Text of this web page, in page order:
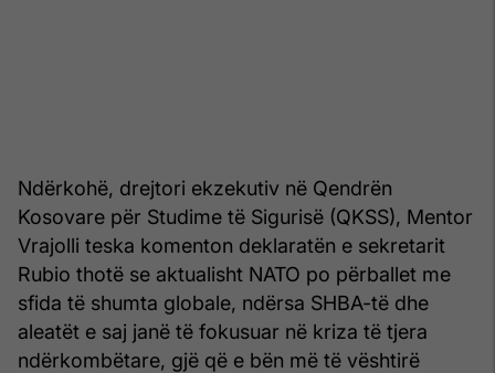
Ndërkohë, drejtori ekzekutiv në Qendrën
Kosovare për Studime të Sigurisë (QKSS), Mentor
Vrajolli teska komenton deklaratën e sekretarit
Rubio thotë se aktualisht NATO po përballet me
sfida të shumta globale, ndërsa SHBA-të dhe
aleatët e saj janë të fokusuar në kriza të tjera
ndërkombëtare, gjë që e bën më të vështirë